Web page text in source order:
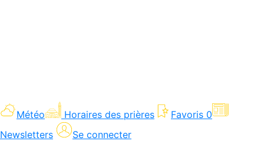
Météo Horaires des prières Favoris 0
Newsletters
Se connecter